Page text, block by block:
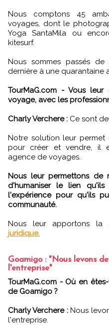
Nous comptons 45
voyages, dont le
Yoga SantaMila ou
kitesurf.
Nous sommes passés
dernière à une quarantaine
TourMaG.com - Vous
voyage, avec les
Charly Verchere : Ce sont
Notre solution leur
pour créer et vendre, il
agence de voyages.
Nous leur permettons de
d'humaniser le lien
l'expérience pour qu'ils
communauté.
Nous leur apportons
juridique.
Goamigo : "Nous levons
l'entreprise"
TourMaG.com - Où en êtes-vous dans le développement
de Goamigo ?
Charly Verchere :Nous
l'entreprise.